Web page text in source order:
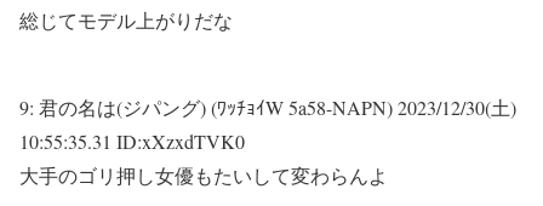
総じてモデル上がりだな
9: 君の名は(ジパング) (ﾜｯﾁｮｲW 5a58-NAPN)2023/12/30(土)
10:55:35.31 ID:xXzxdTVK0
大手のゴリ押し女優もたいして変わらんよ